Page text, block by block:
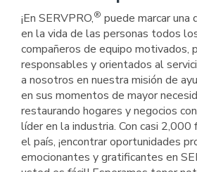
¡En SERVPRO,® puede marcar una
en la vida de las personas todos
compañeros de equipo motivados,
responsables y orientados al
a nosotros en nuestra misión de
en sus momentos de mayor
restaurando hogares y negocios
líder en la industria. Con casi 2,000
el país, ¡encontrar oportunidades
emocionantes y gratificantes en